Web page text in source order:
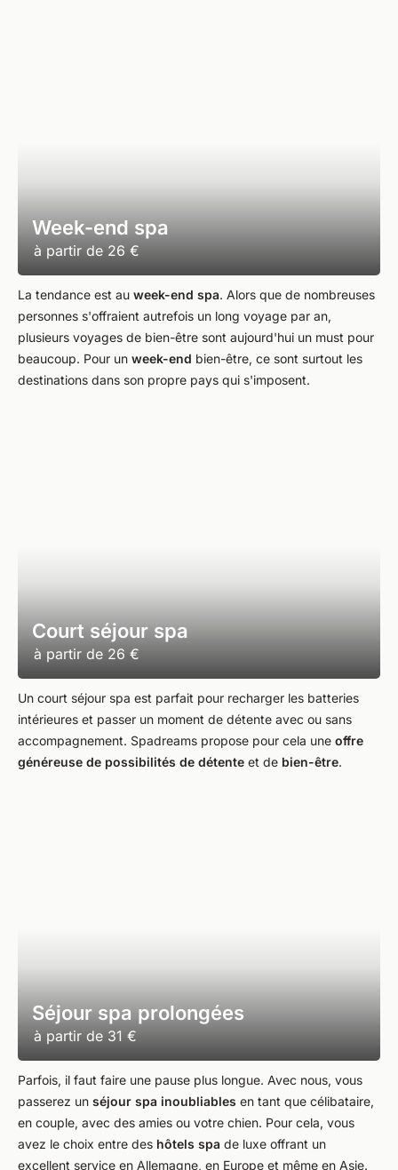
Week-end spa
à partir de 26 €
La tendance est au week-end spa. Alors que de nombreuses
personnes s'offraient autrefois un long voyage par an,
plusieurs voyages de bien-être sont aujourd'hui un must pour
beaucoup. Pour un week-end bien-être, ce sont surtout les
destinations dans son propre pays qui s'imposent.
Court séjour spa
à partir de 26 €
Un court séjour spa est parfait pour recharger les batteries
intérieures et passer un moment de détente avec ou sans
accompagnement. Spadreams propose pour cela une offre
généreuse de possibilités de détente et de bien-être.
Séjour spa prolongées
à partir de 31 €
Parfois, il faut faire une pause plus longue. Avec nous, vous
passerez un séjour spa inoubliables en tant que célibataire,
en couple, avec des amies ou votre chien. Pour cela, vous
avez le choix entre des hôtels spa de luxe offrant un
excellent service en Allemagne, en Europe et même en Asie.